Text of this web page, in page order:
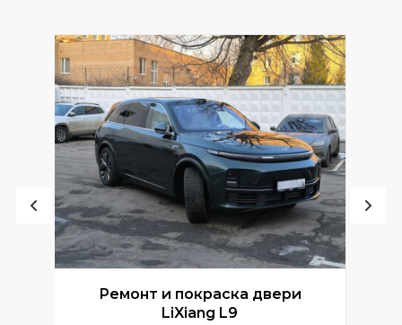
Ремонт и покраска двери
LiXiang L9